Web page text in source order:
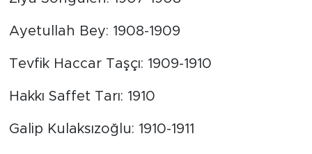
Ayetullah Bey: 1908-1909
Tevfik Haccar Taşçı: 1909-1910
Hakkı Saffet Tarı: 1910
Galip Kulaksızoğlu: 1910-1911